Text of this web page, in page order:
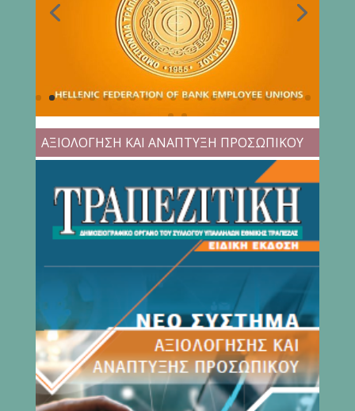
ΑΞΙΟΛΟΓΗΣΗ ΚΑΙ ΑΝΑΠΤΥΞΗ ΠΡΟΣΩΠΙΚΟΥ